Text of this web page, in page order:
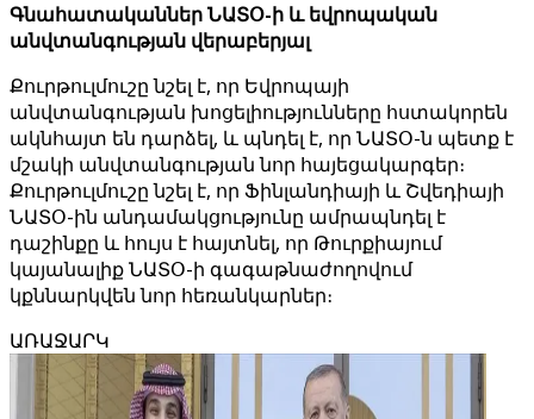
Գնահատականներ ՆԱՏՕ-ի և եվրոպական
անվտանգության վերաբերյալ
Քուրթուլմուշը նշել է, որ Եվրոպայի
անվտանգության խոցելիությունները հստակորեն
ակնհայտ են դարձել, և պնդել է, որ ՆԱՏՕ-ն պետք է
մշակի անվտանգության նոր հայեցակարգեր։
Քուրթուլմուշը նշել է, որ Ֆինլանդիայի և Շվեդիայի
ՆԱՏՕ-ին անդամակցությունը ամրապնդել է
դաշինքը և հույս է հայտնել, որ Թուրքիայում
կայանալիք ՆԱՏՕ-ի գագաթնաժողովում
կքննարկվեն նոր հեռանկարներ։
ԱՌԱՋԱՐԿ